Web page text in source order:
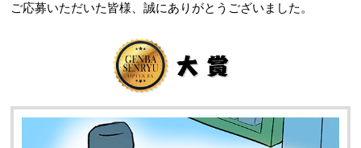
ご応募いただいた皆様、誠にありがとうございました。